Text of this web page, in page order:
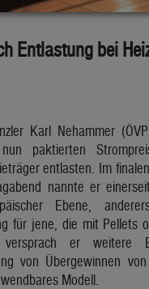
Entlastung bei
Karl Nehammer
paktierten
entlasten. Im
nannte er
Ebene,
für jene, die mit Pellets
versprach er weitere
von Übergewinnen
Modell.